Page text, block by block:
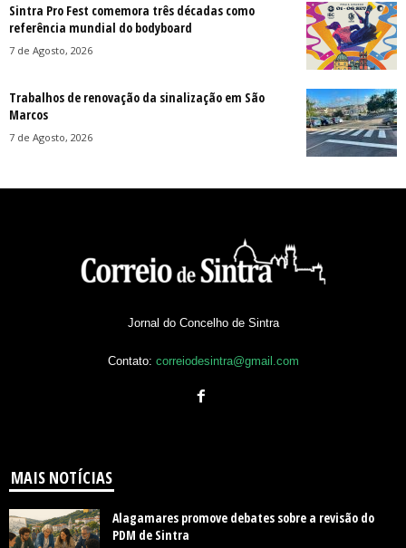
Sintra Pro Fest comemora três décadas como
referência mundial do bodyboard
7 de Agosto, 2026
Trabalhos de renovação da sinalização em São
Marcos
7 de Agosto, 2026
Jornal do Concelho de Sintra
Contato: correiodesintra@gmail.com
MAIS NOTÍCIAS
Alagamares promove debates sobre a revisão do
PDM de Sintra